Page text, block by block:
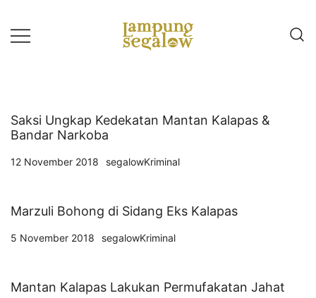
ke
konten
Saksi Ungkap Kedekatan Mantan Kalapas &
Bandar Narkoba
12 November 2018 segalowKriminal
Marzuli Bohong di Sidang Eks Kalapas
5 November 2018 segalowKriminal
Mantan Kalapas Lakukan Permufakatan Jahat